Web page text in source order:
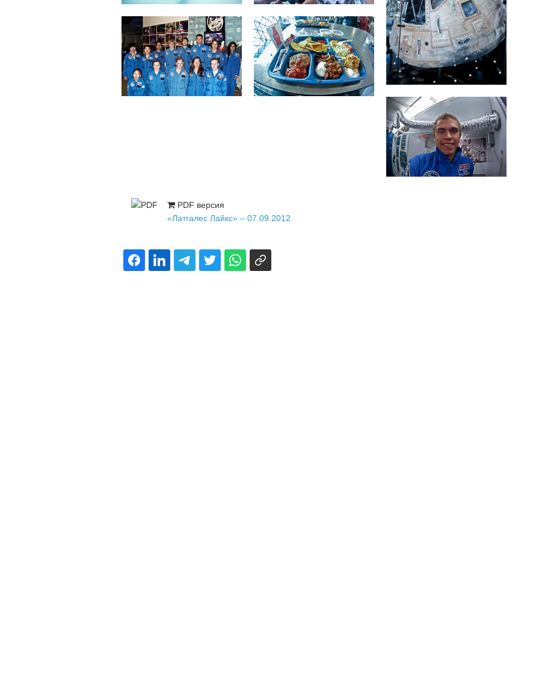
PDF версия
«Латгалес Лайкс» – 07.09.2012